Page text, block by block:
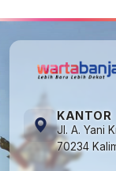
KANTOR
Jl. A. Yani
70234